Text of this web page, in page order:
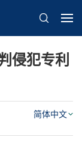
侵犯专利
简体中文